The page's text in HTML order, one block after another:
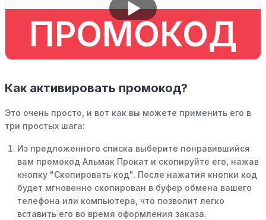
ПРОМОКОД
Как активировать промокод?
Это очень просто, и вот как вы можете применить его в
три простых шага:
Из предложенного списка выберите понравившийся
вам промокод Альмак Прокат и скопируйте его, нажав
кнопку "Скопировать код". После нажатия кнопки код
будет мгновенно скопирован в буфер обмена вашего
телефона или компьютера, что позволит легко
вставить его во время оформления заказа.